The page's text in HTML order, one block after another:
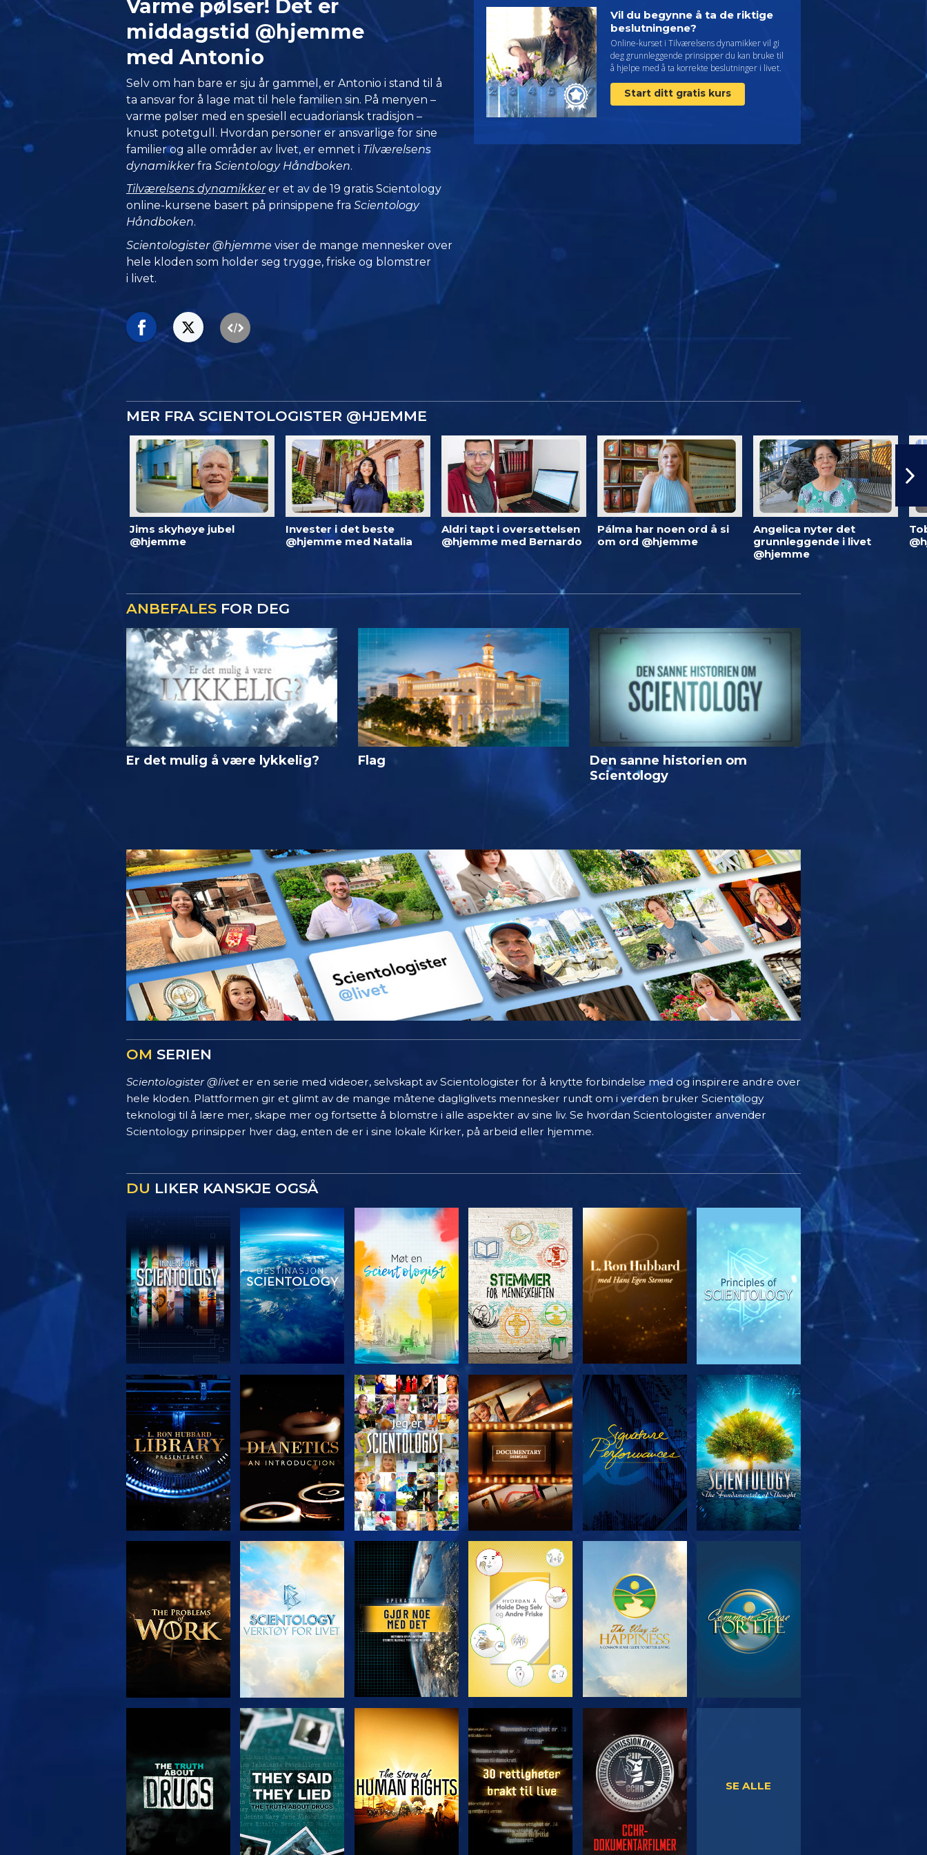
Varme pølser! Det er
middagstid @hjemme
med Antonio
Selv om han bare er sju år gammel, er Antonio i stand til å
ta ansvar for å lage mat til hele familien sin. På menyen –
varme pølser med en spesiell ecuadoriansk tradisjon –
knust potetgull. Hvordan personer er ansvarlige for sine
familier og alle områder av livet, er emnet i Tilværelsens
dynamikkerfraScientology Håndboken.
Tilværelsens dynamikkerer et av de 19 gratis Scientology
online-kursene basert på prinsippene fraScientology
Håndboken.
Scientologister @hjemme viser de mange mennesker over
hele kloden som holder seg trygge, friske og blomstrer
i livet.
Vil du begynne å ta de riktige
beslutningene?
Online-kurset i Tilværelsens dynamikker vil gi
deg grunnleggende prinsipper du kan bruke til
å hjelpe med å ta korrekte beslutninger i livet.
Start ditt gratis kurs
MER FRA SCIENTOLOGISTER @HJEMME
Jims skyhøye jubel
@hjemme
Invester i det beste
@hjemme med Natalia
Aldri tapt i oversettelsen
@hjemme med Bernardo
Pálma har noen ord å si
om ord @hjemme
Angelica nyter det
grunnleggende i livet
@hjemme
ANBEFALES FOR DEG
Er det mulig å være lykkelig? Flag
Den sanne historien om
Scientology
OM SERIEN
Scientologister @livet er en serie med videoer, selvskapt av Scientologister for å knytte forbindelse med og inspirere andre over
hele kloden. Plattformen gir et glimt av de mange måtene dagliglivets mennesker rundt om i verden bruker Scientology
teknologi til å lære mer, skape mer og fortsette å blomstre i alle aspekter av sine liv. Se hvordan Scientologister anvender
Scientology prinsipper hver dag, enten de er i sine lokale Kirker, på arbeid eller hjemme.
DU LIKER KANSKJE OGSÅ
UTFORSK SERIEN UTFORSK SERIEN UTFORSK SERIEN UTFORSK SERIEN UTFORSK SERIEN SE
UTFORSK SERIEN SE UTFORSK SERIEN UTFORSK SERIEN UTFORSK SERIEN
SE SE SE
SE ALLE